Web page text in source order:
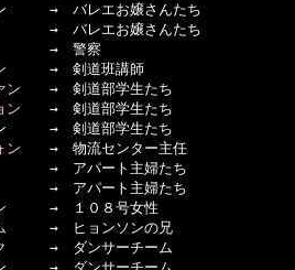
　　→　バレエお嬢さんたち
→　バレエお嬢さんたち
　警察
→　剣道班講師
ン →　剣道部学生たち
ン →　剣道部学生たち
　　→　剣道部学生たち
ン →　物流センター主任
アパート主婦たち
→　アパート主婦たち
→　１０８号女性
→　ヒョンソンの兄
→　ダンサーチーム